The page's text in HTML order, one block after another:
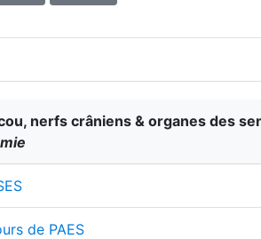
nerfs crâniens & organes des
de PAES